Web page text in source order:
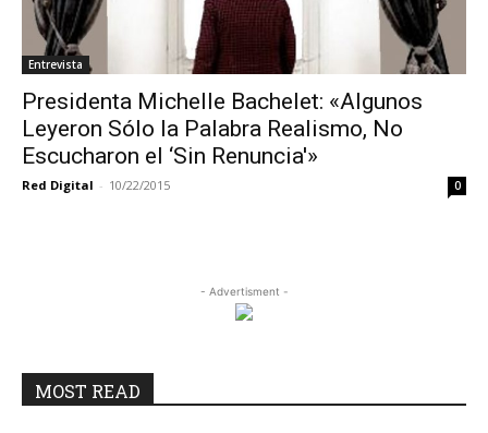
Entrevista
Presidenta Michelle Bachelet: «Algunos
Leyeron Sólo la Palabra Realismo, No
Escucharon el ‘Sin Renuncia'»
Red Digital - 10/22/2015 0
- Advertisment -
MOST READ